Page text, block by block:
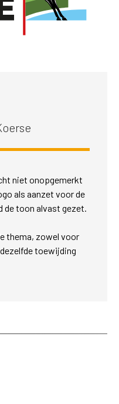
niet onopgemerkt
als aanzet voor de
de toon alvast gezet.
thema, zowel voor
toewijding